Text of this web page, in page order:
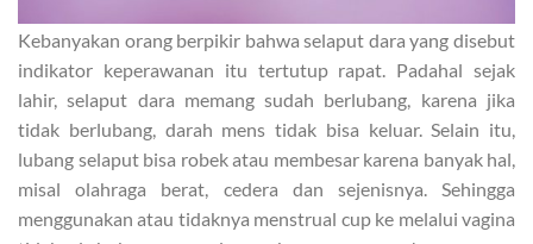
Kebanyakan orang berpikir bahwa selaput dara yang disebut
indikator keperawanan itu tertutup rapat. Padahal sejak
lahir, selaput dara memang sudah berlubang, karena jika
tidak berlubang, darah mens tidak bisa keluar. Selain itu,
lubang selaput bisa robek atau membesar karena banyak hal,
misal olahraga berat, cedera dan sejenisnya. Sehingga
menggunakan atau tidaknya menstrual cup ke melalui vagina